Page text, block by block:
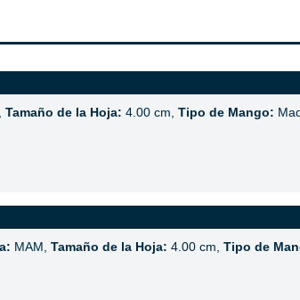
Tamaño de la Hoja: 4.00 cm, Tipo de Mango:
MAM, Tamaño de la Hoja: 4.00 cm, Tipo de